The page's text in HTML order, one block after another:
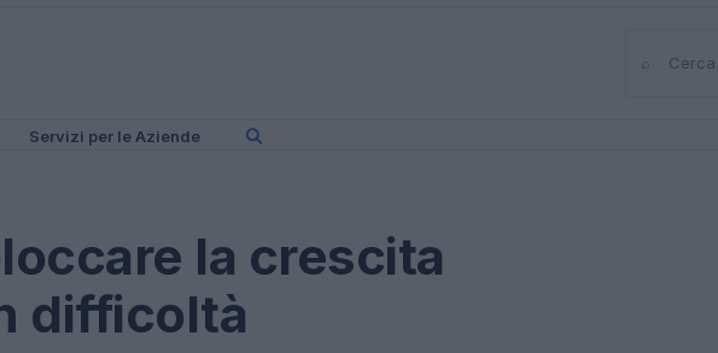
⌕Cerca
Servizi per le Aziende
la crescita
difficoltà